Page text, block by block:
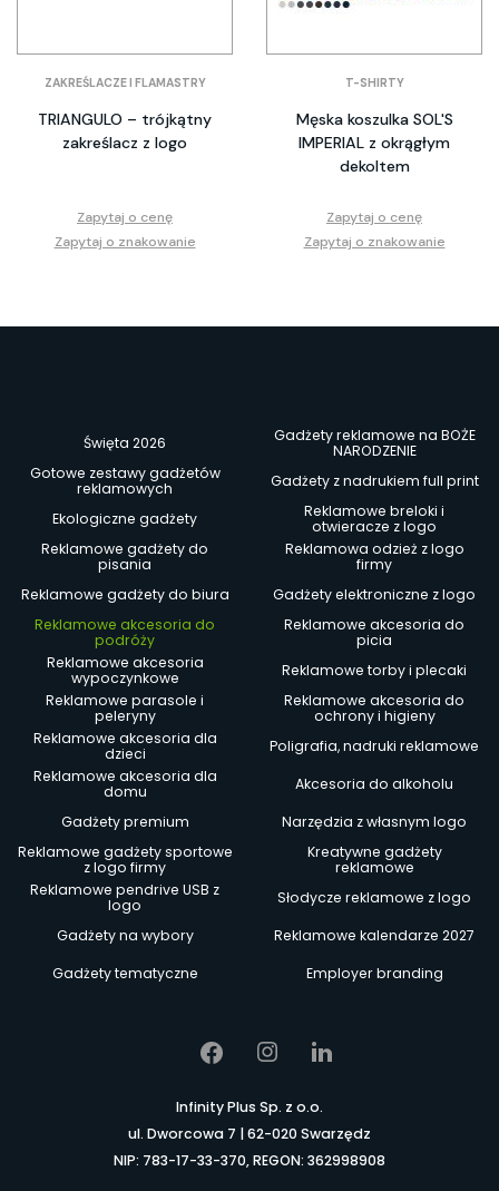
ZAKREŚLACZE I FLAMASTRY
TRIANGULO – trójkątny
zakreślacz z logo
Zapytaj o cenę
Zapytaj o znakowanie
T-SHIRTY
Męska koszulka SOL'S
IMPERIAL z okrągłym
dekoltem
Zapytaj o cenę
Zapytaj o znakowanie
Święta 2026
Gadżety reklamowe na BOŻE
NARODZENIE
Gotowe zestawy gadżetów
reklamowych
Gadżety z nadrukiem full print
Ekologiczne gadżety
Reklamowe breloki i
otwieracze z logo
Reklamowe gadżety do
pisania
Reklamowa odzież z logo
firmy
Reklamowe gadżety do biura
Gadżety elektroniczne z logo
Reklamowe akcesoria do
podróży
Reklamowe akcesoria do
picia
Reklamowe akcesoria
wypoczynkowe
Reklamowe torby i plecaki
Reklamowe parasole i
peleryny
Reklamowe akcesoria do
ochrony i higieny
Reklamowe akcesoria dla
dzieci
Poligrafia, nadruki reklamowe
Reklamowe akcesoria dla
domu
Akcesoria do alkoholu
Gadżety premium
Narzędzia z własnym logo
Reklamowe gadżety sportowe
z logo firmy
Kreatywne gadżety
reklamowe
Reklamowe pendrive USB z
logo
Słodycze reklamowe z logo
Gadżety na wybory
Reklamowe kalendarze 2027
Gadżety tematyczne
Employer branding
Infinity Plus Sp. z o.o.
ul. Dworcowa 7 | 62-020 Swarzędz
NIP: 783-17-33-370, REGON: 362998908